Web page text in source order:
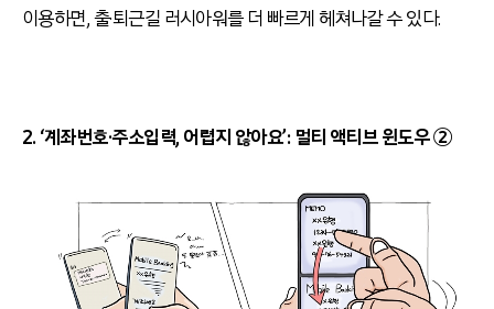
이용하면, 출·퇴근길 러시아워를 더 빠르게 헤쳐나갈 수 있다.
2. ‘계좌번호·주소입력, 어렵지 않아요’: 멀티 액티브 윈도우 ②